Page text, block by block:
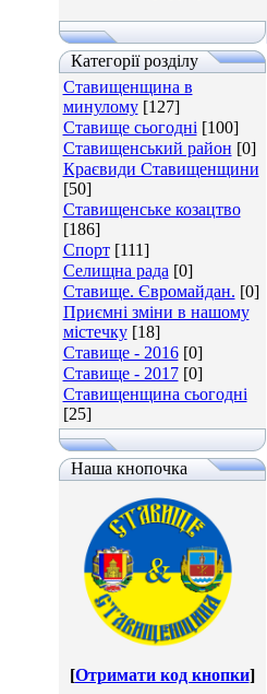
Категорії розділу
Ставищенщина в
минулому [127]
Ставище сьогодні [100]
Ставищенський район [0]
Краєвиди Ставищенщини
[50]
Ставищенське козацтво
[186]
Спорт [111]
Селищна рада [0]
Ставище. Євромайдан. [0]
Приємні зміни в нашому
містечку [18]
Ставище - 2016 [0]
Ставище - 2017 [0]
Ставищенщина сьогодні
[25]
Наша кнопочка
[Отримати код кнопки]